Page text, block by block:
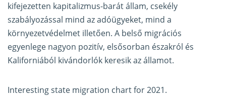
kifejezetten kapitalizmus-barát állam, csekély
szabályozással mind az adóügyeket, mind a
környezetvédelmet illetően. A belső migrációs
egyenlege nagyon pozitív, elsősorban északról és
Kaliforniából kivándorlók keresik az államot.
Interesting state migration chart for 2021.